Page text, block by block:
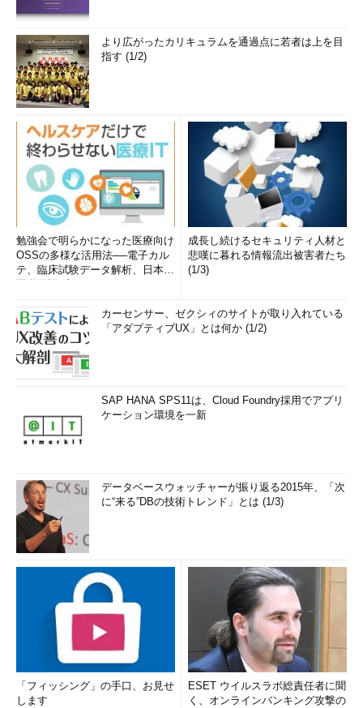
より広がったカリキュラムを通過点に若者は上を目
指す (1/2)
勉強会で明らかになった医療向け
OSSの多様な活用法──電子カル
テ、臨床試験データ解析、日本語
成長し続けるセキュリティ人材と
悲嘆に暮れる情報流出被害者たち
(1/3)
カーセンサー、ゼクシィのサイトが取り入れている
「アダプティブUX」とは何か (1/2)
SAP HANA SPS11は、Cloud Foundry採用でアプリ
ケーション環境を一新
データベースウォッチャーが振り返る2015年、「次
に“来る”DBの技術トレンド」とは (1/3)
「フィッシング」の手口、お見せ
します
ESET ウイルスラボ総責任者に聞
く、オンラインバンキング攻撃の